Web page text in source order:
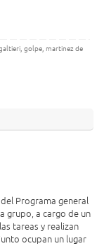
, golpe, martinez de
Programa general
grupo, a cargo de un
tareas y realizan
ocupan un lugar